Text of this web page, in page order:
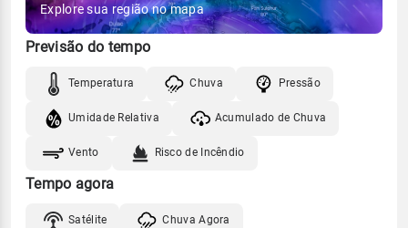
Explore sua região no mapa
Previsão do tempo
Temperatura Chuva Pressão
Umidade Relativa Acumulado de Chuva
Vento Risco de Incêndio
Tempo agora
Satélite Chuva Agora